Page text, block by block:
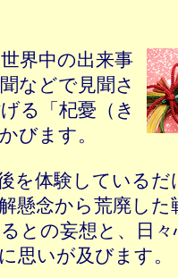
界中の出来事
などで見聞さ
る「杞憂（き
びます。
を体験しているだ
懸念から荒廃した
との妄想と、日
思いが及びます。